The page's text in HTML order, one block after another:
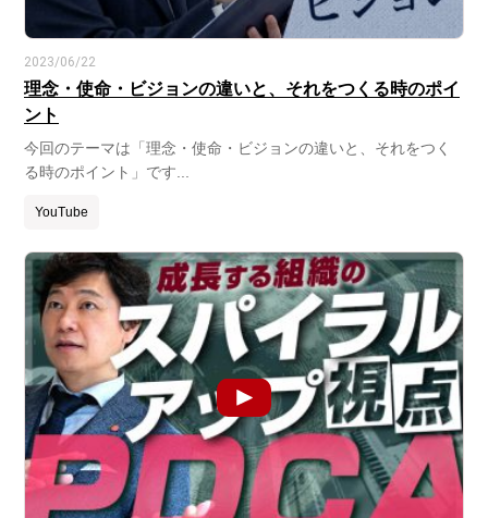
2023/06/22
理念・使命・ビジョンの違いと、それをつくる時のポイ
ント
今回のテーマは「理念・使命・ビジョンの違いと、それをつく
る時のポイント」です...
YouTube